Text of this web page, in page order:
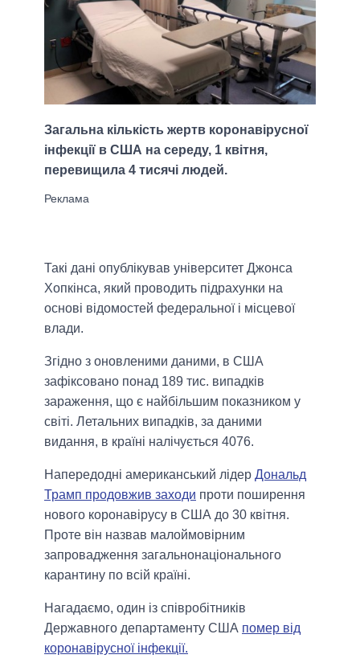
Загальна кількість жертв коронавірусної
інфекції в США на середу, 1 квітня,
перевищила 4 тисячі людей.
Такі дані опублікував університет Джонса
Хопкінса, який проводить підрахунки на
основі відомостей федеральної і місцевої
влади.
Згідно з оновленими даними, в США
зафіксовано понад 189 тис. випадків
зараження, що є найбільшим показником у
світі. Летальних випадків, за даними
видання, в країні налічується 4076.
Напередодні американський лідер Дональд
Трамп продовжив заходи проти поширення
нового коронавірусу в США до 30 квітня.
Проте він назвав малоймовірним
запровадження загальнонаціонального
карантину по всій країні.
Нагадаємо, один із співробітників
Державного департаменту США помер від
коронавірусної інфекції.